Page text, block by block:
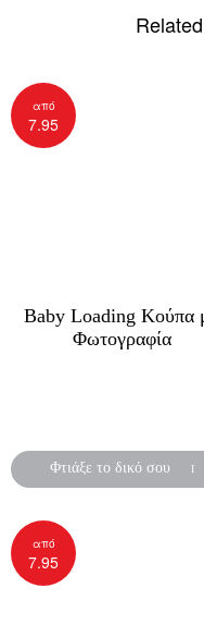
Baby Loading Κούπα
Φωτογραφία
από
7.95
Φτιάξε το δικό σου
από
7.95